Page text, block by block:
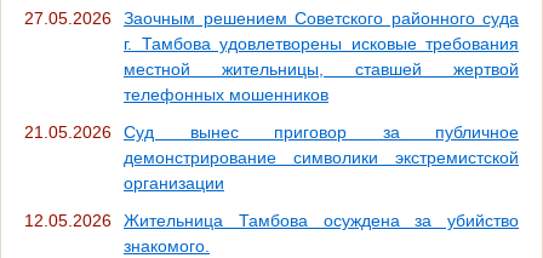
27.05.2026
Заочным решением Советского районного суда
г. Тамбова удовлетворены исковые требования
местной жительницы, ставшей жертвой
телефонных мошенников
21.05.2026
Суд вынес приговор за публичное
демонстрирование символики экстремистской
организации
12.05.2026
Жительница Тамбова осуждена за убийство
знакомого.